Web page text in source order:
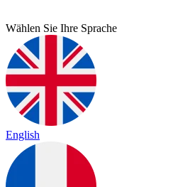
Wählen Sie Ihre Sprache
English